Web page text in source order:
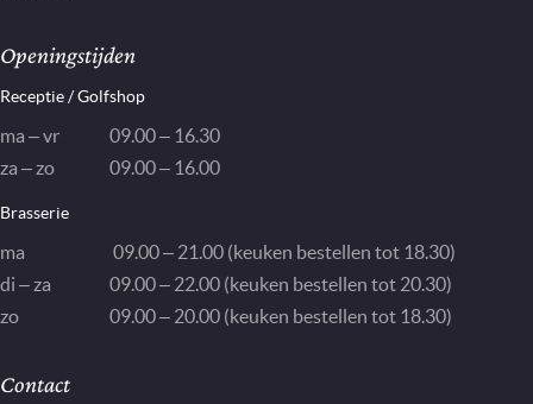
Openingstijden
Receptie / Golfshop
ma – vr
09.00 – 16.30
za – zo
09.00 – 16.00
Brasserie
ma
09.00 – 21.00 (keuken bestellen tot 18.30)
di – za
09.00 – 22.00 (keuken bestellen tot 20.30)
zo
09.00 – 20.00 (keuken bestellen tot 18.30)
Contact